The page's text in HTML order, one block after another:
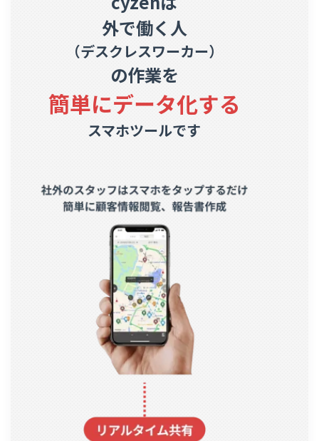
外で働く人
（デスクレスワーカー）
の作業を
簡単にデータ化する
スマホツールです